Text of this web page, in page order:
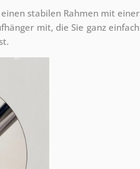
stabilen Rahmen mit einer
mit, die Sie ganz einfach